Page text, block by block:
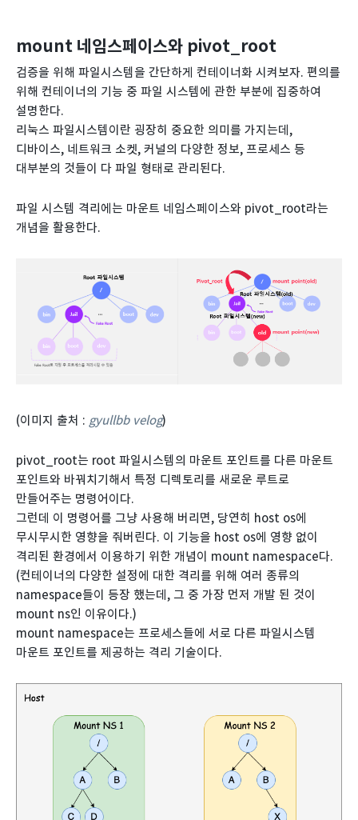
mount 네임스페이스와 pivot_root
검증을 위해 파일시스템을 간단하게 컨테이너화 시켜보자. 편의를
위해 컨테이너의 기능 중 파일 시스템에 관한 부분에 집중하여
설명한다.
리눅스 파일시스템이란 굉장히 중요한 의미를 가지는데,
디바이스, 네트워크 소켓, 커널의 다양한 정보, 프로세스 등
대부분의 것들이 다 파일 형태로 관리된다.
파일 시스템 격리에는 마운트 네임스페이스와 pivot_root라는
개념을 활용한다.
(이미지 출처 : gyullbb velog)
pivot_root는 root 파일시스템의 마운트 포인트를 다른 마운트
포인트와 바꿔치기해서 특정 디렉토리를 새로운 루트로
만들어주는 명령어이다.
그런데 이 명령어를 그냥 사용해 버리면, 당연히 host os에
무시무시한 영향을 줘버린다. 이 기능을 host os에 영향 없이
격리된 환경에서 이용하기 위한 개념이 mount namespace다.
(컨테이너의 다양한 설정에 대한 격리를 위해 여러 종류의
namespace들이 등장 했는데, 그 중 가장 먼저 개발 된 것이
mount ns인 이유이다.)
mount namespace는 프로세스들에 서로 다른 파일시스템
마운트 포인트를 제공하는 격리 기술이다.